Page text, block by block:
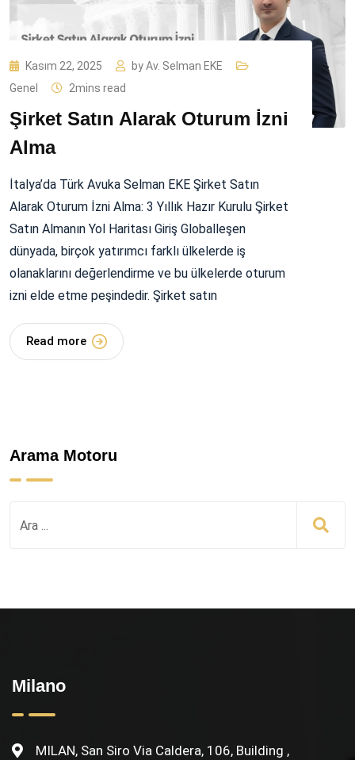
Kasım 22, 2025 byAv. Selman EKE
Genel
2mins read
Şirket Satın Alarak Oturum İzni
Alma
İtalya’da Türk Avuka Selman EKE Şirket Satın
Alarak Oturum İzni Alma: 3 Yıllık Hazır Kurulu Şirket
Satın Almanın Yol Haritası Giriş Globalleşen
dünyada, birçok yatırımcı farklı ülkelerde iş
olanaklarını değerlendirme ve bu ülkelerde oturum
izni elde etme peşindedir. Şirket satın
Read more
Arama Motoru
Milano
MILAN, San Siro Via Caldera, 106, Building ,